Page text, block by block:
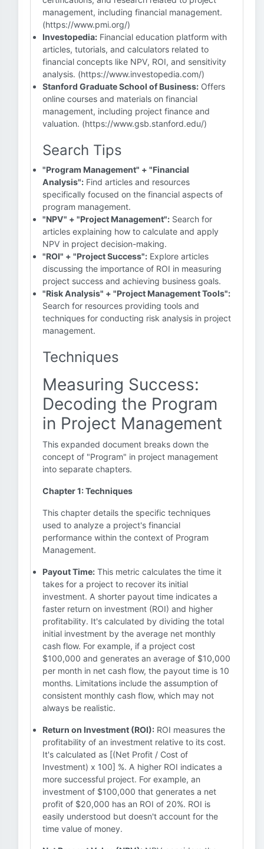
management, including financial management.
(https://www.pmi.org/)
Investopedia: Financial education platform with
articles, tutorials, and calculators related to
financial concepts like NPV, ROI, and sensitivity
analysis. (https://www.investopedia.com/)
Stanford Graduate School of Business: Offers
online courses and materials on financial
management, including project finance and
valuation. (https://www.gsb.stanford.edu/)
Search Tips
"Program Management" + "Financial
Analysis": Find articles and resources
specifically focused on the financial aspects of
program management.
"NPV" + "Project Management": Search for
articles explaining how to calculate and apply
NPV in project decision-making.
"ROI" + "Project Success": Explore articles
discussing the importance of ROI in measuring
project success and achieving business goals.
"Risk Analysis" + "Project Management Tools":
Search for resources providing tools and
techniques for conducting risk analysis in project
management.
Techniques
Measuring Success:
Decoding the Program
in Project Management
This expanded document breaks down the
concept of "Program" in project management
into separate chapters.
Chapter 1: Techniques
This chapter details the specific techniques
used to analyze a project's financial
performance within the context of Program
Management.
Payout Time: This metric calculates the time it
takes for a project to recover its initial
investment. A shorter payout time indicates a
faster return on investment (ROI) and higher
profitability. It's calculated by dividing the total
initial investment by the average net monthly
cash flow. For example, if a project cost
$100,000 and generates an average of $10,000
per month in net cash flow, the payout time is 10
months. Limitations include the assumption of
consistent monthly cash flow, which may not
always be realistic.
Return on Investment (ROI): ROI measures the
profitability of an investment relative to its cost.
It's calculated as [(Net Profit / Cost of
Investment) x 100] %. A higher ROI indicates a
more successful project. For example, an
investment of $100,000 that generates a net
profit of $20,000 has an ROI of 20%. ROI is
easily understood but doesn't account for the
time value of money.